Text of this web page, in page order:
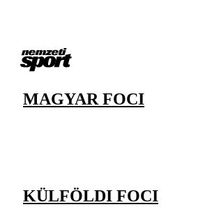
MAGYAR FOCI
KÜLFÖLDI FOCI